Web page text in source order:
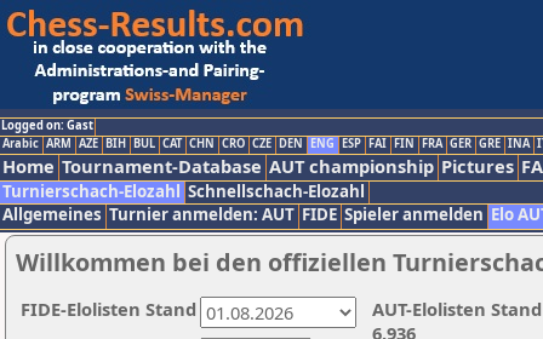
Logged on: Gast
Arabic ARM AZE BIH BUL CAT CHN CRO CZE DEN ENG ESP FAI FIN FRA GER GRE INA
Home Tournament-Database AUT championship Pictures
Turnierschach-Elozahl Schnellschach-Elozahl
Allgemeines Turnier anmelden: AUT FIDE Spieler anmelden Elo
Willkommen bei den offiziellen
AUT-Elolisten
6.936
FIDE-Elolisten Stand